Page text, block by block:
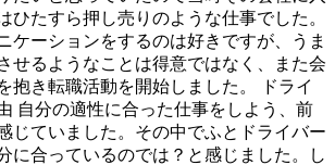
ひたすら押し売りのような仕事でした。
ケーションをするのは好きですが、うま
せるようなことは得意ではなく、また会
抱き転職活動を開始しました。 ドライ
自分の適性に合った仕事をしよう、前
じていました。その中でふとドライバー
に合っているのでは？と感じました。し